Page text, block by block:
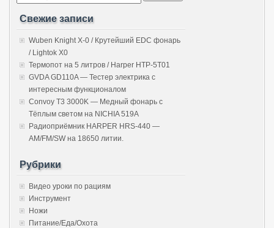
Свежие записи
Wuben Knight X-0 / Крутейший EDC фонарь
/ Lightok X0
Термопот на 5 литров / Harper HTP-5T01
GVDA GD110A — Тестер электрика с
интересным функционалом
Convoy T3 3000K — Медный фонарь с
Тёплым светом на NICHIA 519A
Радиоприёмник HARPER HRS-440 —
AM/FM/SW на 18650 литии.
Рубрики
Видео уроки по рациям
Инструмент
Ножи
Питание/Еда/Охота